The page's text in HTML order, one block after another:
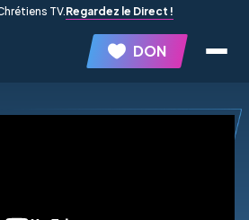
TV.Regardez le Direct !
DON